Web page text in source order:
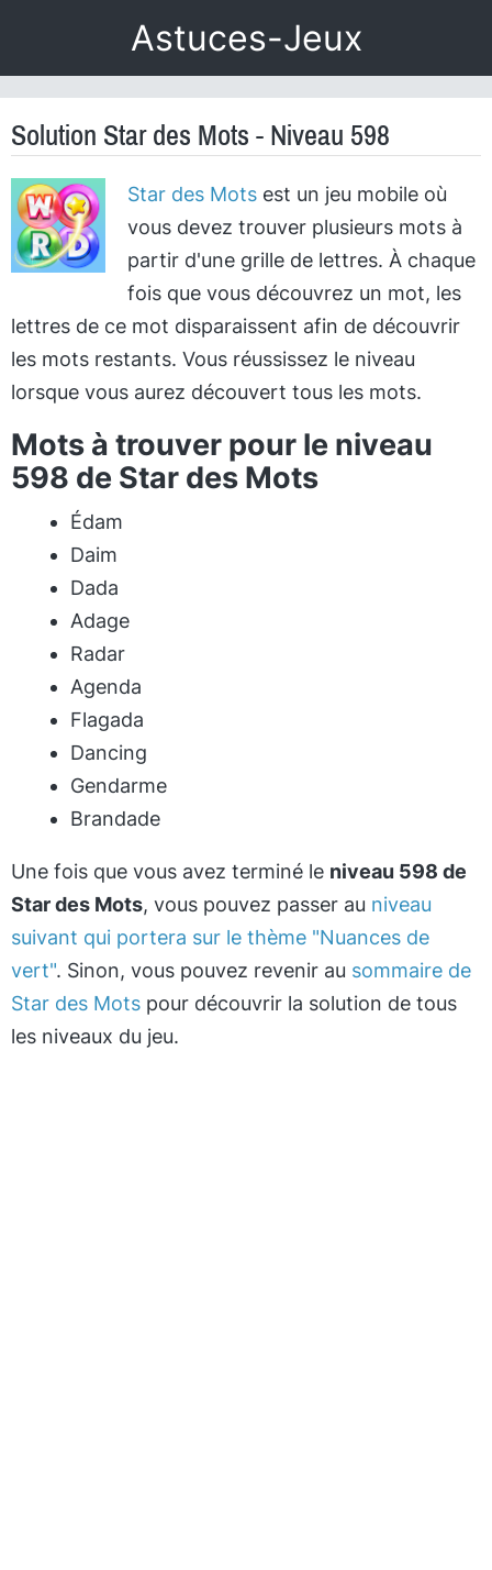
Astuces-Jeux
Solution Star des Mots - Niveau 598
Star des Motsest un jeu mobile où
vous devez trouver plusieurs mots à
partir d'une grille de lettres. À chaque
fois que vous découvrez un mot, les
lettres de ce mot disparaissent afin de découvrir
les mots restants. Vous réussissez le niveau
lorsque vous aurez découvert tous les mots.
Mots à trouver pour le niveau
598 de Star des Mots
Édam
Daim
Dada
Adage
Radar
Agenda
Flagada
Dancing
Gendarme
Brandade
Une fois que vous avez terminé le niveau 598 de
Star des Mots, vous pouvez passer au niveau
suivant qui portera sur le thème "Nuances de
vert". Sinon, vous pouvez revenir au sommaire de
Star des Mots pour découvrir la solution de tous
les niveaux du jeu.